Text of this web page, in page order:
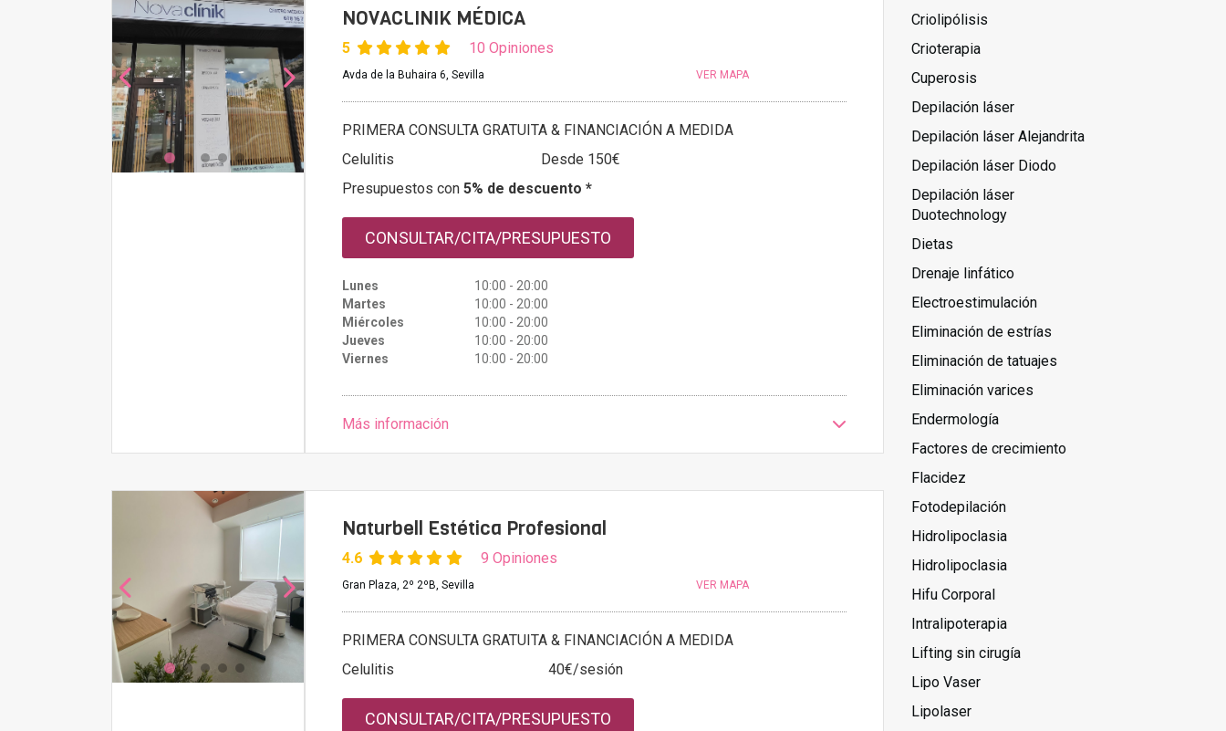
NOVACLINIK MÉDICA
5 10 Opiniones
Avda de la Buhaira 6, Sevilla VER MAPA
PRIMERA CONSULTA GRATUITA & FINANCIACIÓN A MEDIDA
Celulitis
Desde 150€
Presupuestos con 5% de descuento *
CONSULTAR/CITA/PRESUPUESTO
Lunes
10:00 - 20:00
Martes
10:00 - 20:00
Miércoles
10:00 - 20:00
Jueves
10:00 - 20:00
Viernes
10:00 - 20:00
Más información
Naturbell Estética Profesional
4.6 9 Opiniones
Gran Plaza, 2º 2ºB, Sevilla VER MAPA
PRIMERA CONSULTA GRATUITA & FINANCIACIÓN A MEDIDA
Celulitis
40€/sesión
CONSULTAR/CITA/PRESUPUESTO
Criolipólisis
Crioterapia
Cuperosis
Depilación láser
Depilación láser Alejandrita
Depilación láser Diodo
Depilación láser
Duotechnology
Dietas
Drenaje linfático
Electroestimulación
Eliminación de estrías
Eliminación de tatuajes
Eliminación varices
Endermología
Factores de crecimiento
Flacidez
Fotodepilación
Hidrolipoclasia
Hidrolipoclasia
Hifu Corporal
Intralipoterapia
Lifting sin cirugía
Lipo Vaser
Lipolaser